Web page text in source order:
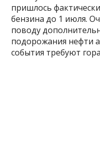
пришлось
бензина до 1 июля.
поводу
подорожания нефти
события требуют